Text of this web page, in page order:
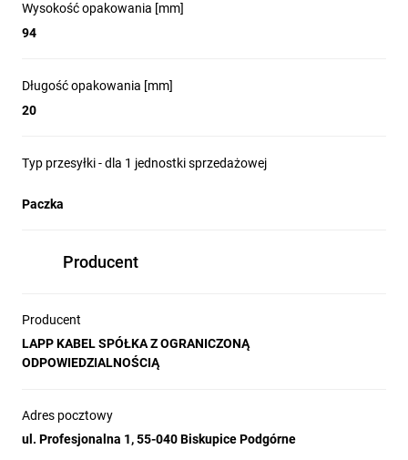
Wysokość opakowania [mm]
94
Długość opakowania [mm]
20
Typ przesyłki - dla 1 jednostki sprzedażowej
Paczka
Producent
Producent
LAPP KABEL SPÓŁKA Z OGRANICZONĄ
ODPOWIEDZIALNOŚCIĄ
Adres pocztowy
ul. Profesjonalna 1, 55-040 Biskupice Podgórne